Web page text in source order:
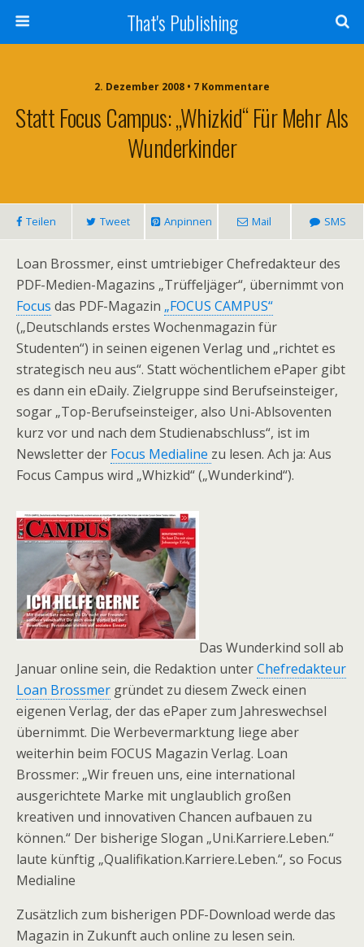
That's Publishing
2. Dezember 2008 • 7 Kommentare
Statt Focus Campus: „Whizkid“ Für Mehr Als
Wunderkinder
Teilen Tweet Anpinnen Mail SMS
Loan Brossmer, einst umtriebiger Chefredakteur des
PDF-Medien-Magazins „Trüffeljäger“, übernimmt von
Focus das PDF-Magazin „FOCUS CAMPUS“
(„Deutschlands erstes Wochenmagazin für
Studenten“) in seinen eigenen Verlag und „richtet es
strategisch neu aus“. Statt wöchentlichem ePaper gibt
es dann ein eDaily. Zielgruppe sind Berufseinsteiger,
sogar „Top-Berufseinsteiger, also Uni-Ablsoventen
kurz vor und nach dem Studienabschluss“, ist im
Newsletter der Focus Medialine zu lesen. Ach ja: Aus
Focus Campus wird „Whizkid“ („Wunderkind“).
Das Wunderkind soll ab
Januar online sein, die Redaktion unterChefredakteur
Loan Brossmer gründet zu diesem Zweck einen
eigenen Verlag, der das ePaper zum Jahreswechsel
übernimmt. Die Werbevermarktung liege aber
weiterhin beim FOCUS Magazin Verlag. Loan
Brossmer: „Wir freuen uns, eine international
ausgerichtete Marke mit unglaublich großen
kreativen und innovativen Chancen aufbauen zu
können.“ Der bisherige Slogan „Uni.Karriere.Leben.“
laute künftig „Qualifikation.Karriere.Leben.“, so Focus
Medialine
Zusätzlich zum bisherigen PDF-Download werde das
Magazin in Zukunft auch online zu lesen sein.